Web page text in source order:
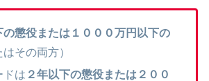
の懲役または１０００万円以下の
はその両方）
ドは ２年以下の懲役または２００